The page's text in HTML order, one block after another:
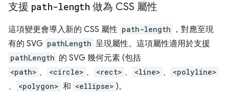
支援 path-length 做為 CSS 屬性
這項變更會導入新的 CSS 屬性 path-length
，對應至現
有的 SVG pathLength 呈現屬性。這項屬性適用於支援
pathLength 的 SVG 幾何元素 (包括
<path> 、 <circle> 、 <rect> 、 <line> 、 <polyline>
、 <polygon> 和 <ellipse> )。